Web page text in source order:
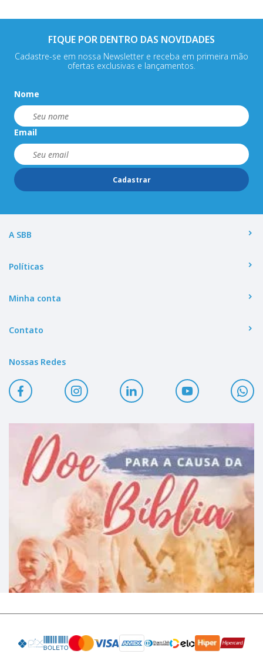
FIQUE POR DENTRO DAS NOVIDADES
Cadastre-se em nossa Newsletter e receba em primeira mão
ofertas exclusivas e lançamentos.
Nome
Email
Cadastrar
A SBB
Políticas
Minha conta
Contato
Nossas Redes